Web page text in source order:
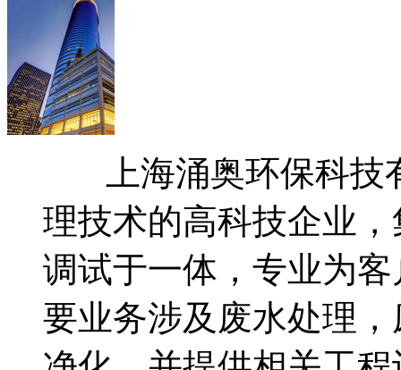
上海涌奥环保科技
理技术的高科技企业
调试于一体，专业为
要业务涉及废水处理